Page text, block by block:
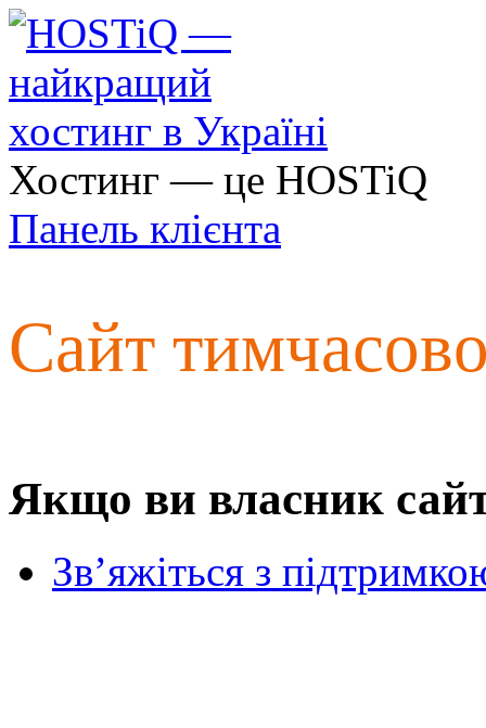
Хостинг — це HOSTiQ
Панель клієнта
Сайт
Якщо ви власник
Зв’яжіться з